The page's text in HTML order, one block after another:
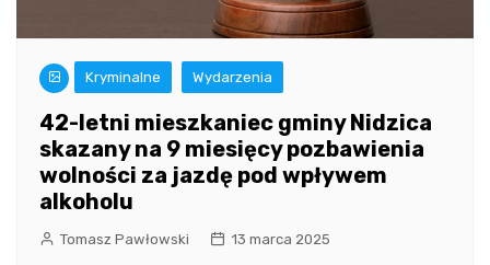
Kryminalne Wydarzenia
42-letni mieszkaniec gminy Nidzica
skazany na 9 miesięcy pozbawienia
wolności za jazdę pod wpływem
alkoholu
Tomasz Pawłowski 13 marca 2025